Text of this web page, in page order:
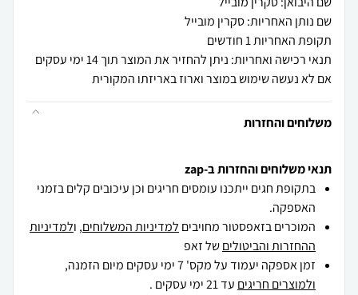
שם נותן האחריות: סקרין מובייל
תקופת האחריות 1 חודשים
תנאי רכישה ואחריות: ניתן להחזיר את המוצר תוך 14 ימי עסקים
אם לא נעשה שימוש במוצר וארוז באריזתו המקורית
משלוחים והחזרות
תנאי משלוחים והחזרות ב-zap
בתקופת חגים ייתכנו עומסים חריגים וכן עיכובים קלים בזמני
האספקה.
המוכרים בזאפסטור מחויבים למדיניות המשלוחים, ולמדיניות
ההחזרות והביטוליםשל זאפ
זמן אספקה יעמוד על מקס' 7 ימי עסקים מיום הזמנה,
ולמוצרים חריגים עד 21 ימי עסקים .